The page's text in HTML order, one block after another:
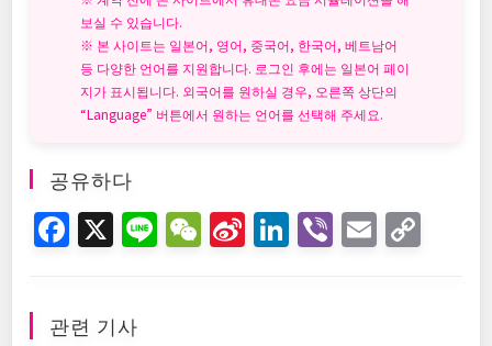
보실 수 있습니다.
※ 본 사이트는 일본어, 영어, 중국어, 한국어, 베트남어
등 다양한 언어를 지원합니다. 로그인 후에는 일본어 페이
지가 표시됩니다. 외국어를 원하실 경우, 오른쪽 상단의
“Language” 버튼에서 원하는 언어를 선택해 주세요.
공유하다
F
e
X Li W Si Li Vi E
관련 기사